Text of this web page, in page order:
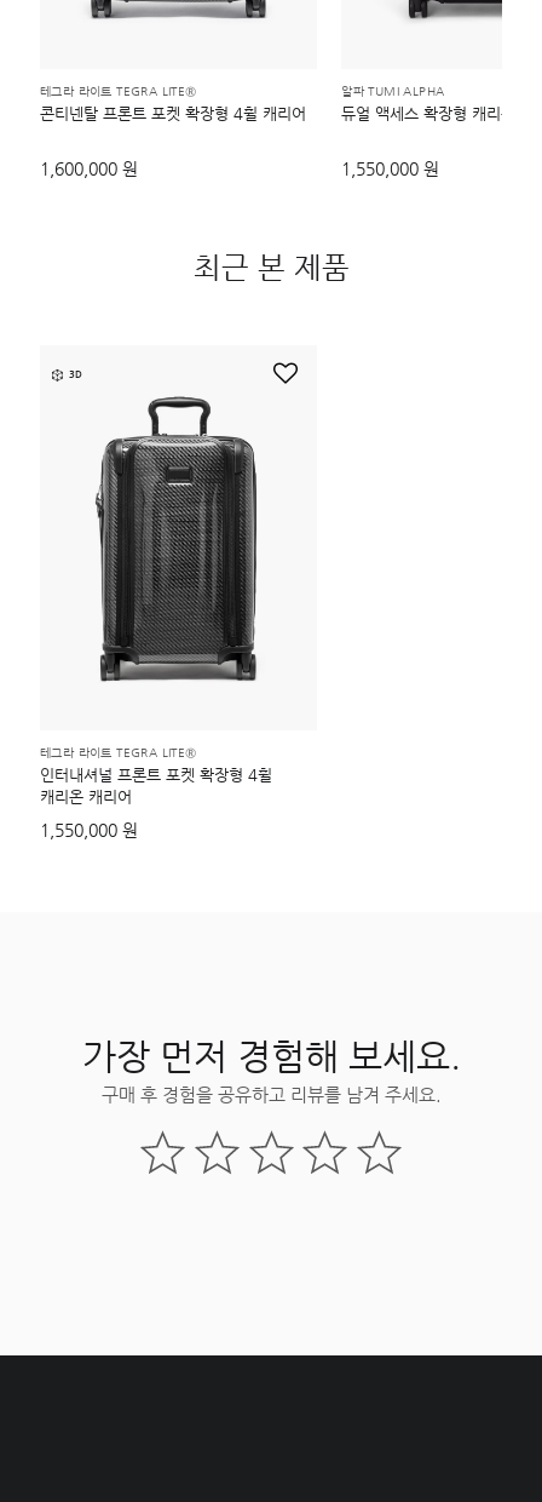
테그라 라이트 TEGRA LITE®
콘티넨탈 프론트 포켓 확장형 4휠 캐리어
1,600,000 원
알파 TUMI ALPHA
듀얼 액세스 확장형 캐리온 캐
1,550,000 원
최근 본 제품
3D
테그라 라이트 TEGRA LITE®
인터내셔널 프론트 포켓 확장형 4휠
캐리온 캐리어
1,550,000 원
가장 먼저 경험해 보세요.
구매 후 경험을 공유하고 리뷰를 남겨 주세요.